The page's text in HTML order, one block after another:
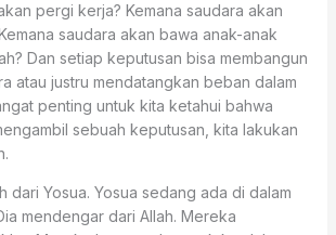
pergi kerja? Kemana saudara akan
saudara akan bawa anak-anak
Dan setiap keputusan bisa membangun
atau justru mendatangkan beban dalam
penting untuk kita ketahui bahwa
sebuah keputusan, kita lakukan
dari Yosua. Yosua sedang ada di dalam
mendengar dari Allah. Mereka